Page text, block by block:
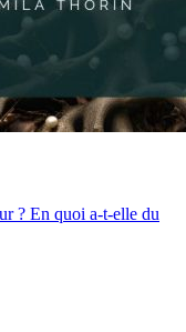
? En quoi a-t-elle du